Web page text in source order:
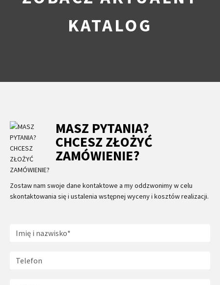
KATALOG
MASZ PYTANIA?
CHCESZ ZŁOŻYĆ
ZAMÓWIENIE?
Zostaw nam swoje dane kontaktowe a my oddzwonimy w celu
skontaktowania się i ustalenia wstępnej wyceny i kosztów realizacji.